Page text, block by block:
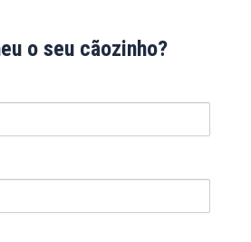
o seu cãozinho?